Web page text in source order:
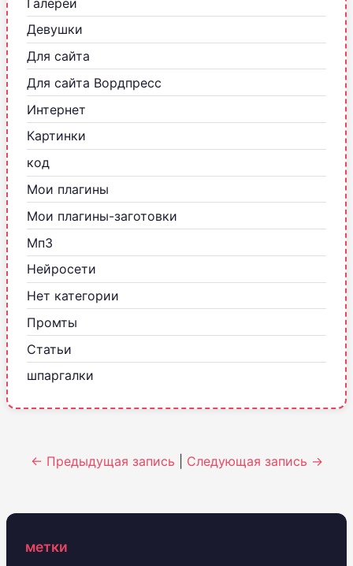
Девушки
Для сайта
Для сайта Вордпресс
Интернет
Картинки
код
Мои плагины
Мои плагины-заготовки
Мп3
Нейросети
Нет категории
Промты
Статьи
шпаргалки
← Предыдущая запись Следующая запись →
метки